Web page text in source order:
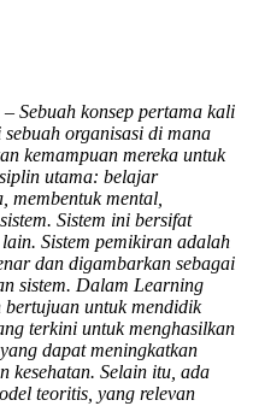
– Sebuah konsep pertama kali
organisasi di mana
kemampuan mereka untuk
utama: belajar
membentuk mental,
Sistem ini bersifat
Sistem pemikiran adalah
dan digambarkan sebagai
sistem. Dalam Learning
untuk mendidik
terkini untuk menghasilkan
dapat meningkatkan
kesehatan. Selain itu, ada
teoritis, yang relevan